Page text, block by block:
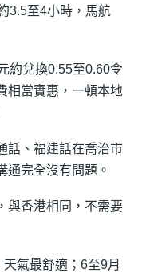
3.5至4小時，馬航
約兌換0.55至0.60令
相當實惠，一頓本地
話、福建話在喬治市
通完全沒有問題。
與香港相同，不需要
氣最舒適；6至9月